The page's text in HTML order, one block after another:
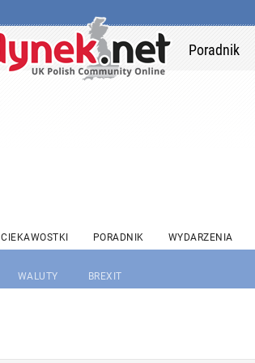
Poradnik
CIEKAWOSTKI PORADNIK WYDARZENIA
WALUTY BREXIT